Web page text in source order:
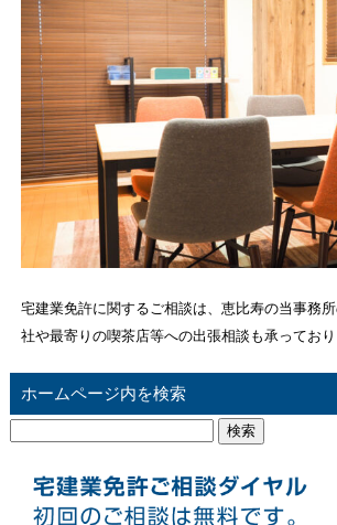
宅建業免許に関するご相談は、恵比寿の当事務
社や最寄りの喫茶店等への出張相談も承っており
ホームページ内を検索